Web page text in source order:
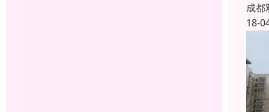
成都
18-